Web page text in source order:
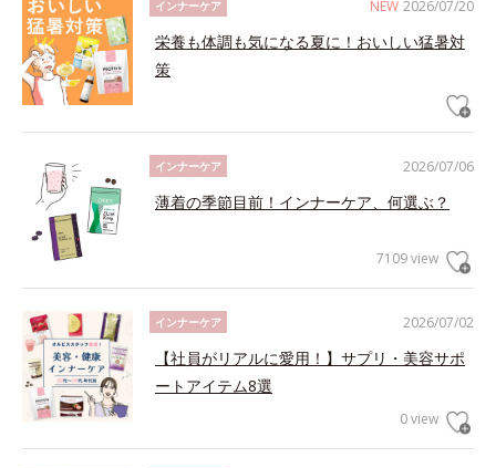
NEW 2026/07/20
インナーケア
栄養も体調も気になる夏に！おいしい猛暑対
策
2026/07/06
インナーケア
薄着の季節目前！インナーケア、何選ぶ？
7109 view
2026/07/02
インナーケア
【社員がリアルに愛用！】サプリ・美容サポ
ートアイテム8選
0 view